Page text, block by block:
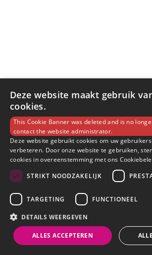
Deze website maakt gebruik
cookies.
This Cookie Banner was deleted and is no
contact the website administrator.
Deze website gebruikt cookies om uw
verbeteren. Door onze website te gebruiken,
cookies in overeenstemming met ons
STRIKT NOODZAKELIJK
TARGETING FUNCTIONEEL
DETAILS WEERGEVEN
ALLES ACCEPTEREN